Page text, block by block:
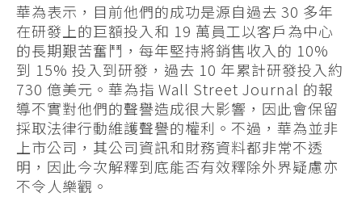
華為表示，目前他們的成功是源自過去 30 多年
在研發上的巨額投入和 19 萬員工以客戶為中心
的長期艱苦奮鬥，每年堅持將銷售收入的 10%
到 15% 投入到研發，過去 10 年累計研發投入約
730 億美元。華為指 Wall Street Journal 的報
導不實對他們的聲譽造成很大影響，因此會保留
採取法律行動維護聲譽的權利。不過，華為並非
上市公司，其公司資訊和財務資料都非常不透
明，因此今次解釋到底能否有效釋除外界疑慮亦
不令人樂觀。